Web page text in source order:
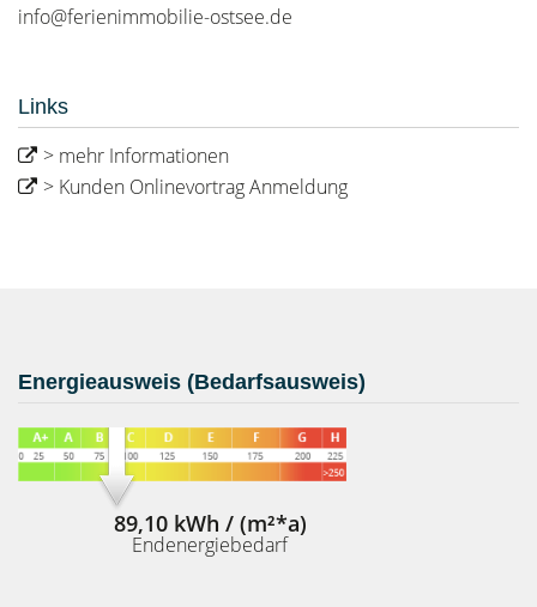
info@ferienimmobilie-ostsee.de
Links
> mehr Informationen
> Kunden Onlinevortrag Anmeldung
Energieausweis (Bedarfsausweis)
89,10 kWh / (m²*a)
Endenergiebedarf